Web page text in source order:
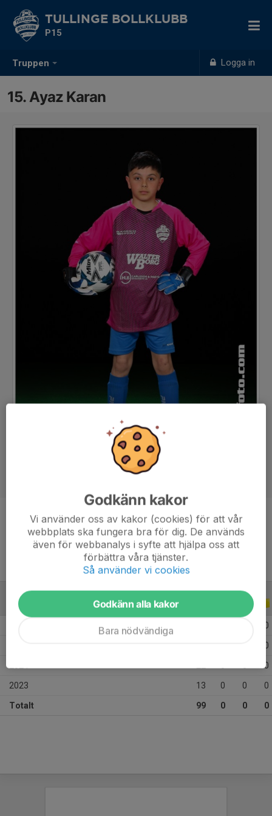
Truppen Logga in
TULLINGE BOLLKLUBB
P15
15. Ayaz Karan
Ålder 11 år
ALLA SERIER ALLA ÅR
0
0
0
2023 13 0 0 0
Totalt 99 0 0 0
Godkänn kakor
Vi använder oss av kakor (cookies) för att vår
webbplats ska fungera bra för dig. De används
även för webbanalys i syfte att hjälpa oss att
förbättra våra tjänster.
Så använder vi cookies
Godkänn alla kakor
Bara nödvändiga